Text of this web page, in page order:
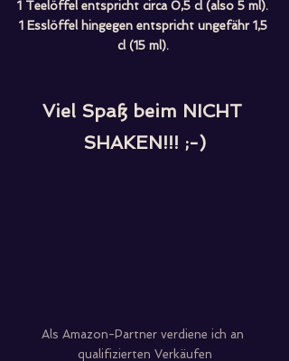
1 Teelöffel entspricht circa 0,5 cl (also 5 ml).
1 Esslöffel hingegen entspricht ungefähr 1,5
cl (15 ml).
Viel Spaß beim NICHT
SHAKEN!!! ;-)
Als Amazon-Partner verdiene ich an
qualifizierten Verkäufen